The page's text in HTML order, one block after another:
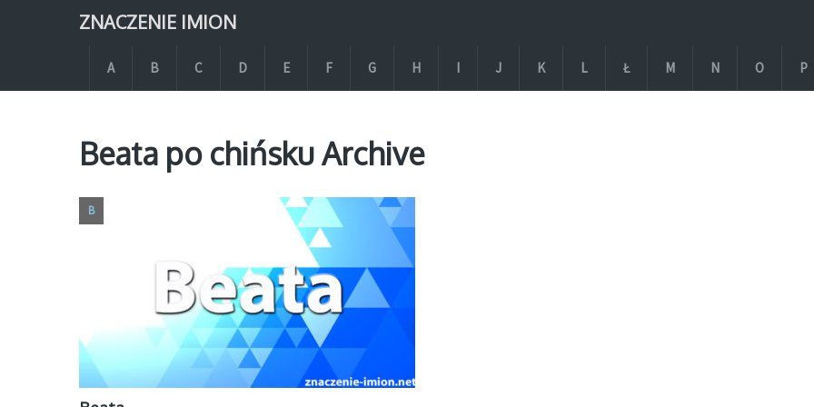
ZNACZENIE IMION
A B C D E F G H I J K L Ł M N O P
Beata po chińsku Archive
B